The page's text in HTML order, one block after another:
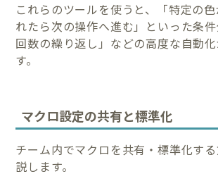
これらのツールを使うと、「特定の
れたら次の操作へ進む」といった条
回数の繰り返し」などの高度な自動
す。
マクロ設定の共有と標準化
チーム内でマクロを共有・標準化す
説します。